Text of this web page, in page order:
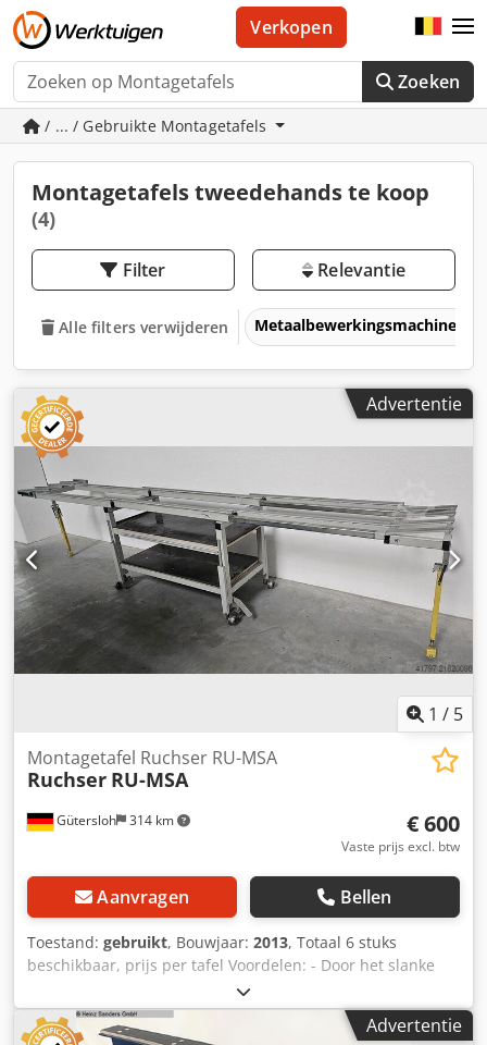
Zoeken
Verkopen
/ ... / Gebruikte Montagetafels
Montagetafels tweedehands te koop
(4)
Filter Relevantie
Alle filters verwijderen Metaalbewerkingsmachines
Advertentie
1 / 5
Gütersloh 314 km
Montagetafel Ruchser RU-MSA
Ruchser RU-MSA
€ 600
Vaste prijs excl. btw
Aanvragen Bellen
Toestand: gebruikt, Bouwjaar: 2013, Totaal 6 stuks
beschikbaar, prijs per tafel Voordelen: - Door het slanke
ontwerp van het onderstel is er van alle kanten goede
toegankelijkheid tot de elementen - Groot verstelbereik van
het draagvlak door het uittrekken van de ruitvormigeAdvertentie